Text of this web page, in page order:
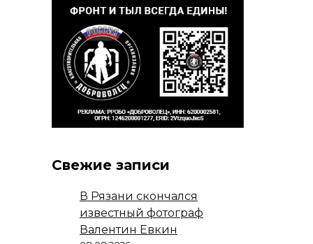
Свежие записи
В Рязани скончался
известный фотограф
Валентин Евкин